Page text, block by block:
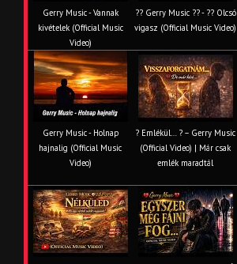
Gerry Music - Vannak
kivételek (Official Music
Video)
?? Gerry Music ?? - ?? Olcsó
vigasz (Official Music Video)
Gerry Music - Holnap
hajnalig (Official Music
Video)
? Emlékül… ? – Gerry Music
(Official Video) | Már csak
emlék maradtál